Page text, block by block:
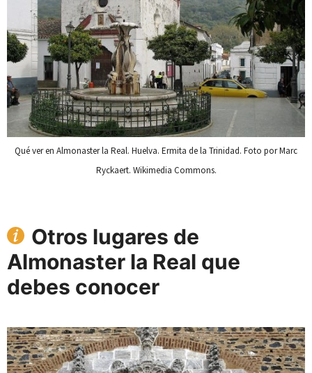
Qué ver en Almonaster la Real. Huelva. Ermita de la Trinidad. Foto por Marc
Ryckaert. Wikimedia Commons.
Otros lugares de
Almonaster la Real que
debes conocer